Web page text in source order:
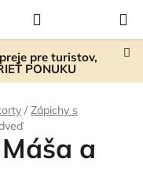
pre turistov,
PONUKU
KOŠÍK
/ Zápichy s
a